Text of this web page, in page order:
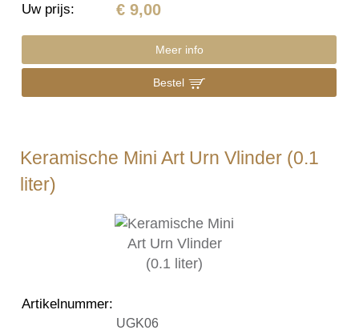
Uw prijs: € 9,00
Meer info
Bestel
Keramische Mini Art Urn Vlinder (0.1
liter)
Artikelnummer:
UGK06